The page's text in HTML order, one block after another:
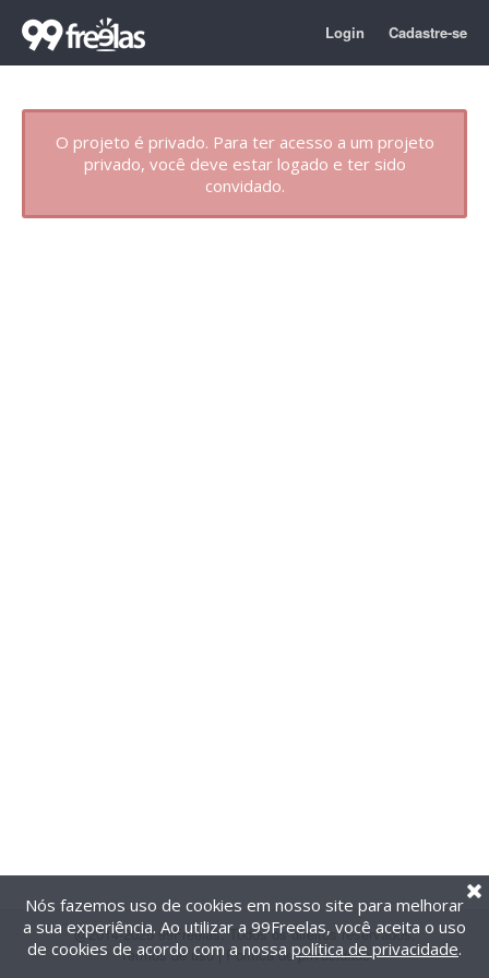
Login Cadastre-se
O projeto é privado. Para ter acesso a um projeto
privado, você deve estar logado e ter sido
convidado.
@2014-2026 99Freelas. Todos os direitos reservados.
Termos de uso| Política de privacidade
Nós fazemos uso de cookies em nosso site para melhorar
a sua experiência. Ao utilizar a 99Freelas, você aceita o uso
de cookies de acordo com a nossa política de privacidade.